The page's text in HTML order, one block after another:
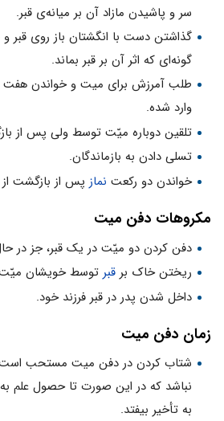
سر و پاشیدن مازاد آن بر میانه‌ی قبر.
گذاشتن دست با انگشتان باز روی قبر
گونه‌ای که اثر آن بر قبر بماند.
طلب آمرزش برای میت و خواندن هفت
وارد شده.
تلقین دوباره میّت توسط ولی پس از
تسلی دادن به بازماندگان.
خواندن دو رکعت نمازپس از بازگشت از
مکروهات دفن میت
دفن کردن دو میّت در یک قبر، جز در
ریختن خاک بر قبرتوسط خویشان
داخل شدن پدر در قبر فرزند خود.
زمان دفن میت
شتاب کردن در دفن میت مستحب
نباشد که در این صورت تا حصول علم به
به تأخیر بیفتد.